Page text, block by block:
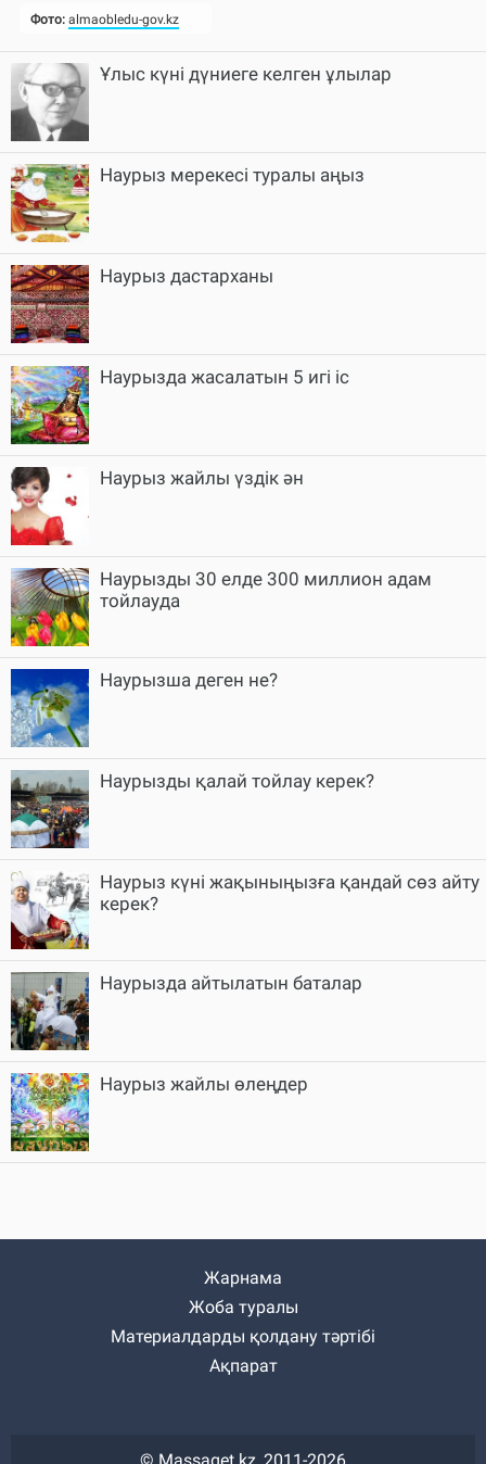
Ұлыс күні дүниеге келген ұлылар
Наурыз мерекесі туралы аңыз
Наурыз дастарханы
Наурызда жасалатын 5 игі іс
Наурыз жайлы үздік ән
Наурызды 30 елде 300 миллион адам
тойлауда
Наурызша деген не?
Наурызды қалай тойлау керек?
Наурыз күні жақыныңызға қандай сөз айту
керек?
Наурызда айтылатын баталар
Наурыз жайлы өлеңдер
Жарнама
Жоба туралы
Материалдарды қолдану тәртібі
Ақпарат
© Massaget.kz, 2011-2026